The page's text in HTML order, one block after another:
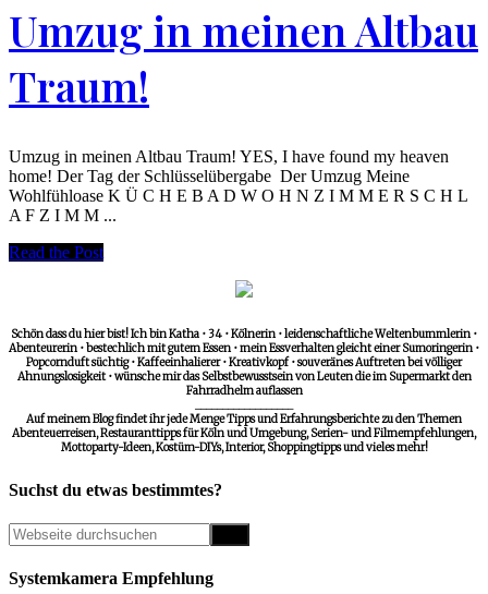
Umzug in meinen Altbau
Traum!
Umzug in meinen Altbau Traum! YES, I have found my heaven
home! Der Tag der Schlüsselübergabe Der Umzug Meine
Wohlfühloase K Ü C H E B A D W O H N Z I M M E R S C H L
A F Z I M M ...
Read the Post
Schön dass du hier bist! Ich bin Katha • 34 • Kölnerin • leidenschaftliche Weltenbummlerin •
Abenteurerin • bestechlich mit gutem Essen • mein Essverhalten gleicht einer Sumoringerin •
Popcornduft süchtig • Kaffeeinhalierer • Kreativkopf • souveränes Auftreten bei völliger
Ahnungslosigkeit • wünsche mir das Selbstbewusstsein von Leuten die im Supermarkt den
Fahrradhelm auflassen
__________________
Auf meinem Blog findet ihr jede Menge Tipps und Erfahrungsberichte zu den Themen
Abenteuerreisen, Restauranttipps für Köln und Umgebung, Serien- und Filmempfehlungen,
Mottoparty-Ideen, Kostüm-DIYs, Interior, Shoppingtipps und vieles mehr!
Suchst du etwas bestimmtes?
Systemkamera Empfehlung